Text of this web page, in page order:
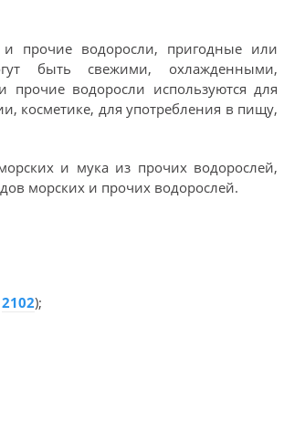
прочие водоросли, пригодные или
быть свежими, охлажденными,
водоросли используются для
косметике, для употребления в пищу,
и мука из прочих водорослей,
морских и прочих водорослей.
2102);